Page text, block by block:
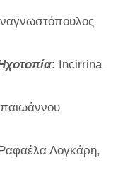
: Incirrina
Λογκάρη,